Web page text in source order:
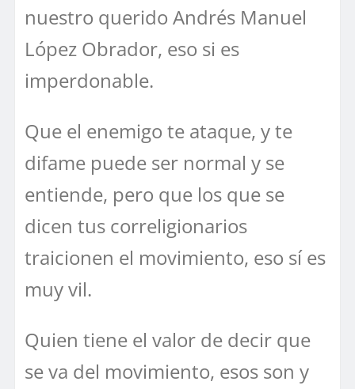
nuestro querido Andrés Manuel
López Obrador, eso si es
imperdonable.
Que el enemigo te ataque, y te
difame puede ser normal y se
entiende, pero que los que se
dicen tus correligionarios
traicionen el movimiento, eso sí es
muy vil.
Quien tiene el valor de decir que
se va del movimiento, esos son y